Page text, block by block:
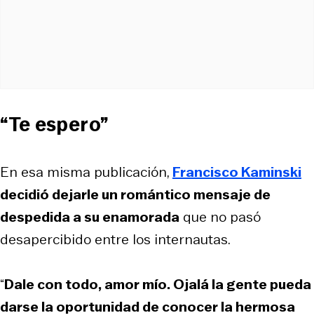
“Te espero”
En esa misma publicación, Francisco Kaminski
decidió dejarle un romántico mensaje de
despedida a su enamorada que no pasó
desapercibido entre los internautas.
“Dale con todo, amor mío. Ojalá la gente pueda
darse la oportunidad de conocer la hermosa